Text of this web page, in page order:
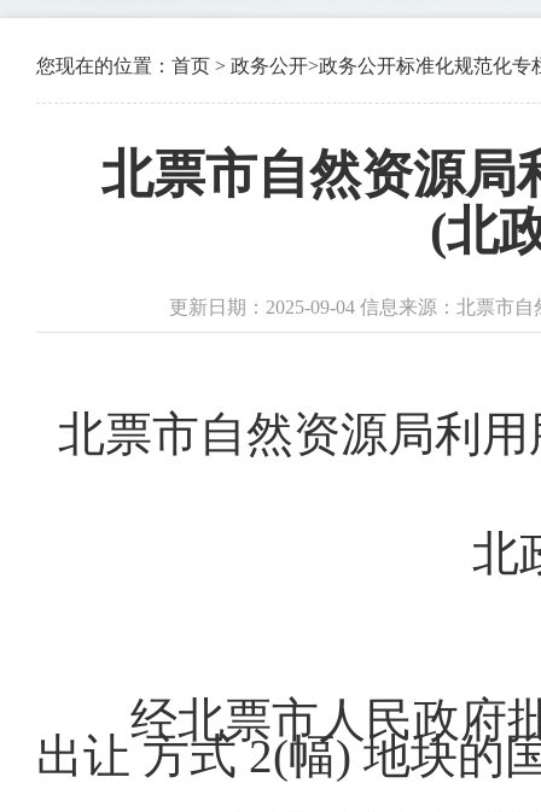
您现在的位置： 首页 > 政务公开>政务公开标准化规范化专
北票市自然资源局
(北
更新日期：2025-09-04 信息来源：北票市
北票市自然资源局利
北
经北票市人民政府
出让 方式 2(幅) 地块的